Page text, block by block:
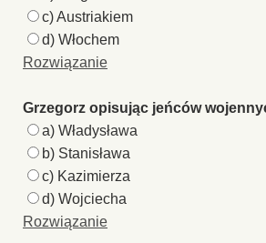
c) Austriakiem
d) Włochem
Rozwiązanie
Grzegorz opisując jeńców
a) Władysława
b) Stanisława
c) Kazimierza
d) Wojciecha
Rozwiązanie